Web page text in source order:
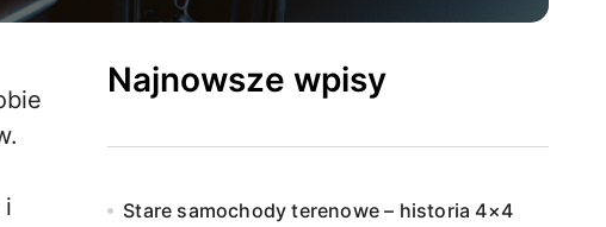
i
Najnowsze wpisy
Stare samochody terenowe – historia 4×4